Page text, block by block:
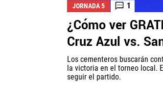
JORNADA 5 1
¿Cómo ver
Cruz Azul vs.
Los cementeros buscarán
la victoria en el torneo local.
seguir el partido.